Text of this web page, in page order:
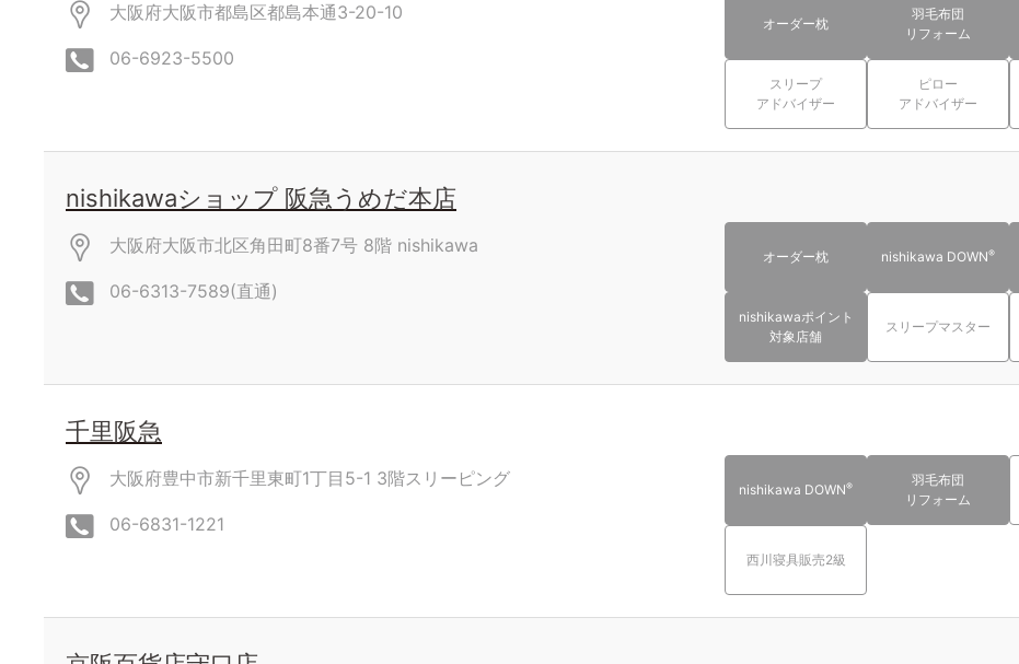
大阪府大阪市都島区都島本通3-20-10
06-6923-5500
オーダー枕
羽毛布団
リフォーム
スリープ
アドバイザー
ピロー
アドバイザー
nishikawaショップ 阪急うめだ本店
大阪府大阪市北区角田町8番7号 8階 nishikawa
06-6313-7589(直通)
オーダー枕 nishikawa DOWN®
nishikawaポイント
対象店舗
スリープマスター
千里阪急
大阪府豊中市新千里東町1丁目5-1 3階スリーピング
06-6831-1221
nishikawa DOWN®
羽毛布団
リフォーム
西川寝具販売2級